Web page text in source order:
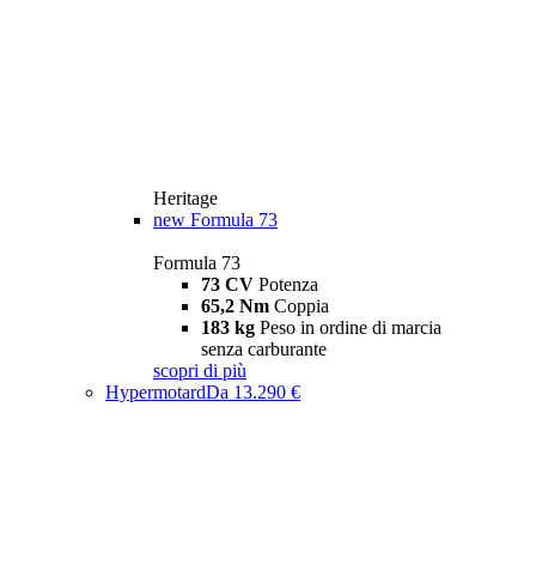
Heritage
new Formula 73
Formula 73
73 CV Potenza
65,2 Nm Coppia
183 kg Peso in ordine di marcia
senza carburante
scopri di più
HypermotardDa 13.290 €